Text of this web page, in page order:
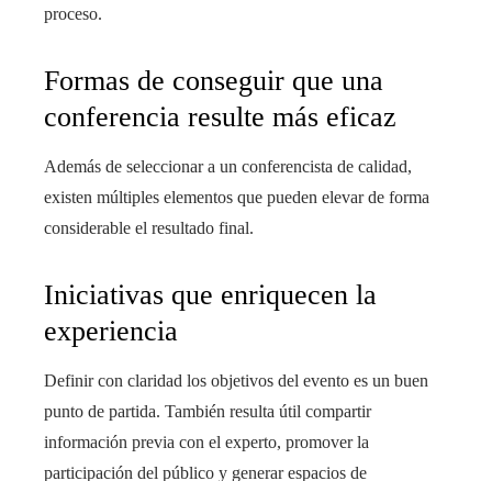
proceso.
Formas de conseguir que una
conferencia resulte más eficaz
Además de seleccionar a un conferencista de calidad,
existen múltiples elementos que pueden elevar de forma
considerable el resultado final.
Iniciativas que enriquecen la
experiencia
Definir con claridad los objetivos del evento es un buen
punto de partida. También resulta útil compartir
información previa con el experto, promover la
participación del público y generar espacios de